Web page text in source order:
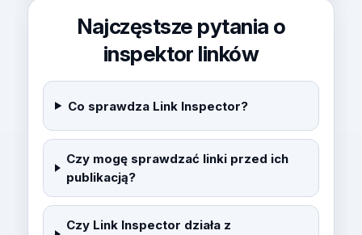
Najczęstsze pytania o
inspektor linków
Co sprawdza Link Inspector?
Czy mogę sprawdzać linki przed ich
publikacją?
Czy Link Inspector działa z